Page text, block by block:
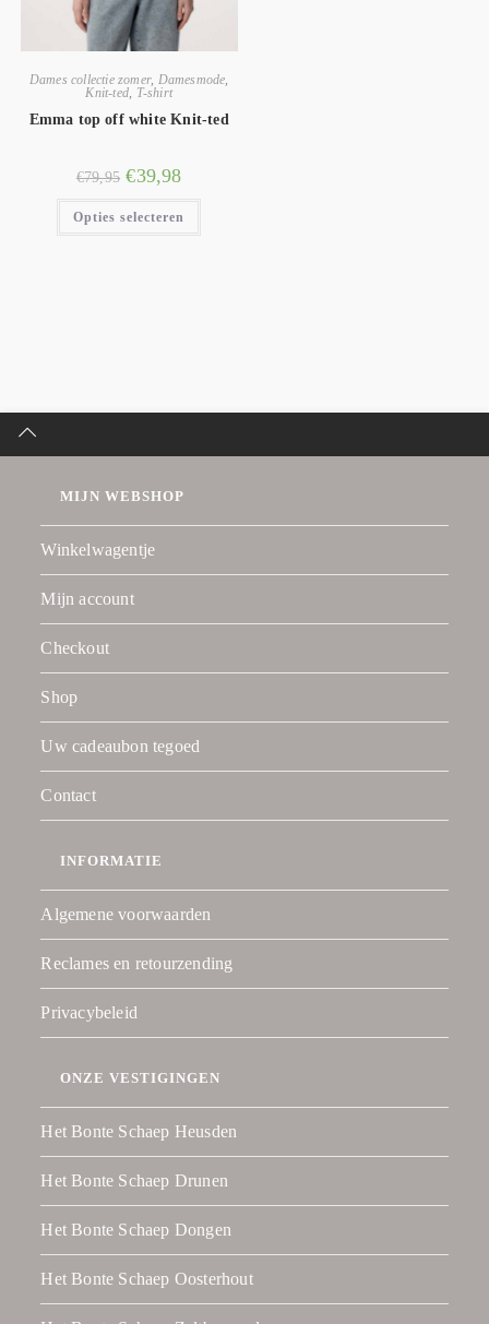
Dames collectie zomer, Damesmode
Knit-ted T-shirt
Emma top off white Knit-ted
€79,95 €39,98
Opties selecteren
MIJN WEBSHOP
Winkelwagentje
Mijn account
Checkout
Shop
Uw cadeaubon tegoed
Contact
INFORMATIE
Algemene voorwaarden
Reclames en retourzending
Privacybeleid
ONZE VESTIGINGEN
Het Bonte Schaep Heusden
Het Bonte Schaep Drunen
Het Bonte Schaep Dongen
Het Bonte Schaep Oosterhout